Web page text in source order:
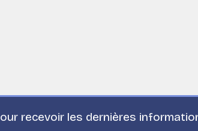
recevoir les dernières